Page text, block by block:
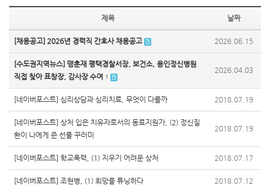
제목 날짜
[채용공고] 2026년 경력직 간호사 채용공고 2026.06.15
[수도권지역뉴스] 맹훈재 평택경찰서장, 보건소, 용인정신병원
직접 찾아 표창장, 감사장 수여 1
2026.04.03
[네이버포스트] 심리상담과 심리치료, 무엇이 다를까 2018.07.19
[네이버포스트] 상처 입은 치유자로서의 동료지원가, (2) 정신질
환이 나에게 준 선물 꾸러미
2018.07.19
[네이버포스트] 학교폭력, (1) 지우기 어려운 상처 2018.07.17
[네이버포스트] 조현병, (1) 희망을 튜닝하다 2018.07.12